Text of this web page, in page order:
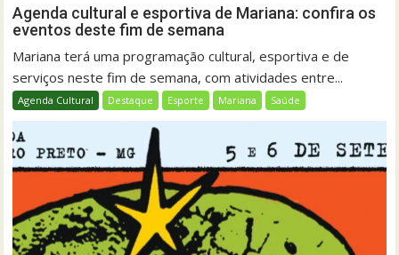
Agenda cultural e esportiva de Mariana: confira os
eventos deste fim de semana
Mariana terá uma programação cultural, esportiva e de
serviços neste fim de semana, com atividades entre...
Agenda Cultural Destaque Esporte Mariana Saúde